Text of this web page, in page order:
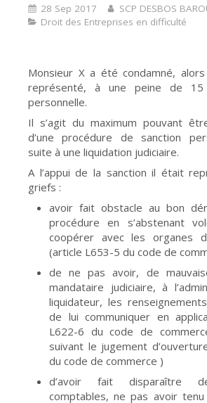
28 Sep 2017
SCP DESBOS
Droit des Entreprises en difficulté
Monsieur X a été condamné, alors
représenté, à une peine de
personnelle.
Il s’agit du maximum pouvant
d’une procédure de sanction
suite à une liquidation judiciaire.
A l’appui de la sanction il était
griefs :
avoir fait obstacle au bon
procédure en s’abstenant
coopérer avec les organes
(article L653-5 du code de
de ne pas avoir, de
mandataire judiciaire, à
liquidateur, les
de lui communiquer en
L622-6 du code de
suivant le jugement
du code de commerce )
d’avoir fait disparaître
comptables, ne pas avoir